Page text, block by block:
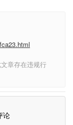
章存在违规行
论